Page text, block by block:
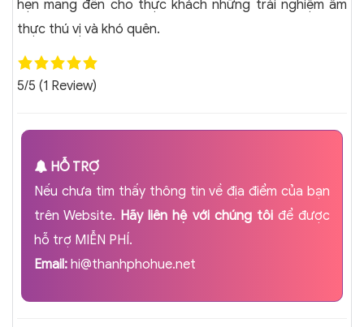
hẹn mang đến cho thực khách những trải nghiệm ẩm
thực thú vị và khó quên.
5/5 (1 Review)
HỖ TRỢ
Nếu chưa tìm thấy thông tin về địa điểm của bạn
trên Website. Hãy liên hệ với chúng tôiđể được
hỗ trợ MIỄN PHÍ.
Email: hi@thanhphohue.net